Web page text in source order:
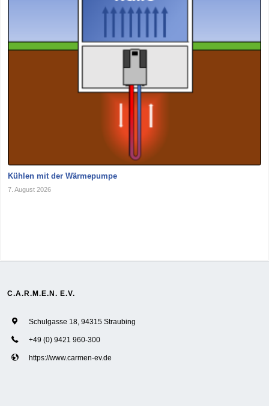
Kühlen mit der Wärmepumpe
7. August 2026
C.A.R.M.E.N. E.V.
Schulgasse 18, 94315 Straubing
+49 (0) 9421 960-300
https://www.carmen-ev.de